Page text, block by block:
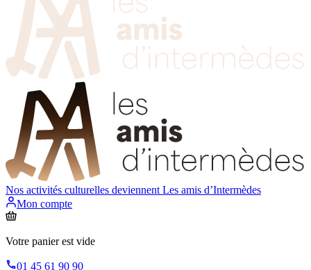
Nos activités culturelles deviennent Les amis d’Intermèdes
Mon compte
Votre panier est vide
01 45 61 90 90